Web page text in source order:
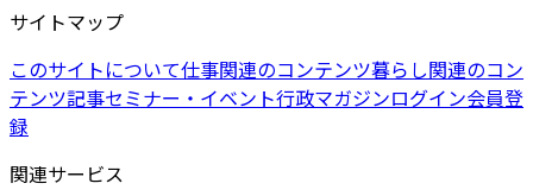
サイトマップ
このサイトについて仕事関連のコンテンツ暮らし関連のコン
テンツ記事セミナー・イベント行政マガジンログイン会員登
録
関連サービス